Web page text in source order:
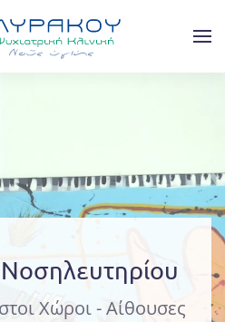
Χώροι - Αίθουσες